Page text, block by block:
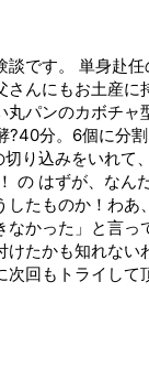
です。 単身赴
んにもお土産
パンのカボチ
?40分。6個に分
り込みをいれて
の はずが、なん
たものか！わ
かった」と言
たかも知れな
回もトライして